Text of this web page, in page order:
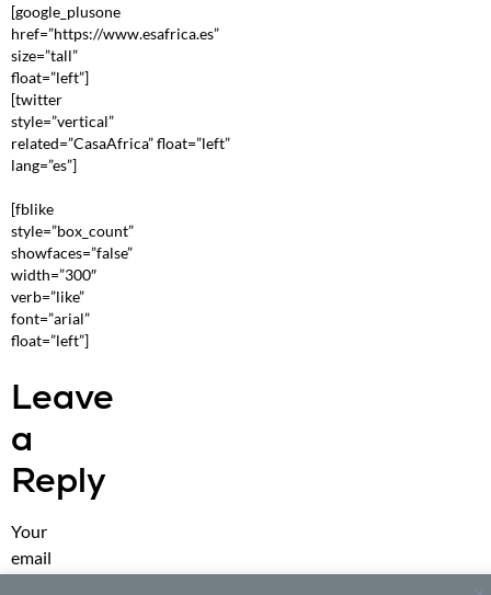
[google_plusone
href=”https://www.esafrica.es”
size=”tall”
float=”left”]
[twitter
style=”vertical”
related=”CasaAfrica” float=”left”
lang=”es”]
[fblike
style=”box_count”
showfaces=”false”
width=”300″
verb=”like”
font=”arial”
float=”left”]
Leave
a
Reply
Your
email